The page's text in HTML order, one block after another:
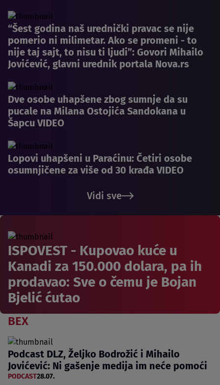
“Šest godina naš urednički pravac se nije
pomerio ni milimetar. Ako se promeni - to
nije taj sajt, to nisu ti ljudi”: Govori Mihailo
Jovićević, glavni urednik portala Nova.rs
Dve osobe uhapšene zbog sumnje da su
pucale na Milana Ostojića Sandokana u
Šapcu VIDEO
Lopovi uhapšeni u Paraćinu: Četiri osobe
osumnjičene za više od 30 krađa VIDEO
Vidi sve
ISPOVEST - Kupovao kuće u
Kanadi za 150.000 dolara, pa ih
prodavao: Sve o čemu je Bojan
Bjelić ćutao
BEX
Podcast DLZ, Željko Bodrožić i Mihailo
Jovićević: Ni gašenje medija im neće pomoći
PODCAST28.07.